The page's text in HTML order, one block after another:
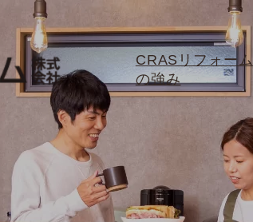
CRASリフォーム
の強み